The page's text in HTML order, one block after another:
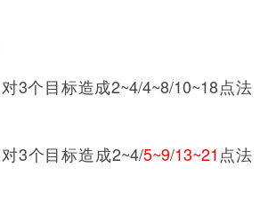
个目标造成2~4/4~8/10~18点法
个目标造成2~4/5~9/13~21点法